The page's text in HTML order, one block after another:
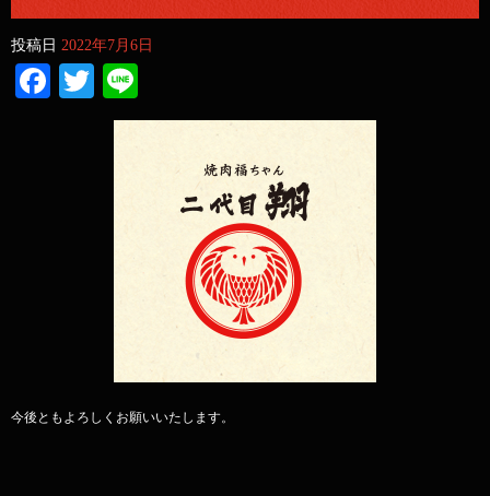
投稿日 2022年7月6日
Facebook
Twitter
今後ともよろしくお願いいたします。